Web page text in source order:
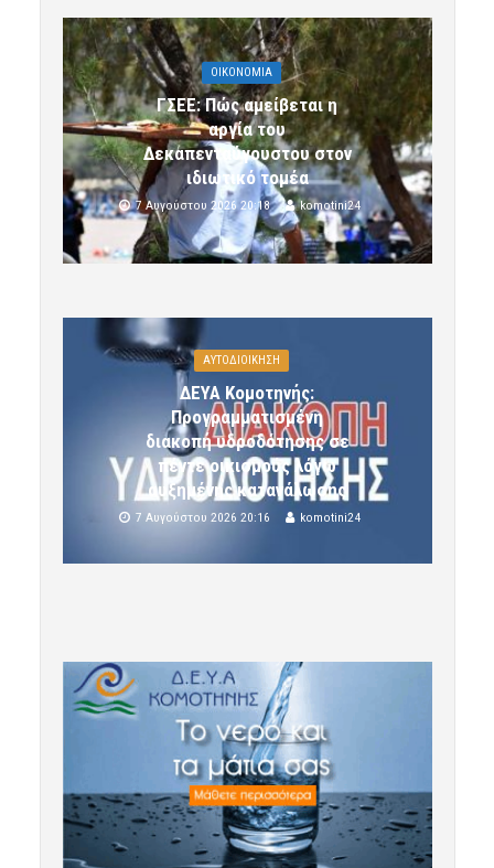
OIKONOMIA
ΓΣΕΕ: Πώς αμείβεται η
αργία του
Δεκαπενταύγουστου στον
ιδιωτικό τομέα
7 Αυγούστου 2026 20:18 komotini24
ΑΥΤΟΔΙΟΙΚΗΣΗ
ΔΕΥΑ Κομοτηνής:
Προγραμματισμένη
διακοπή υδροδότησης σε
πέντε οικισμούς λόγω
αυξημένης κατανάλωσης
7 Αυγούστου 2026 20:16 komotini24